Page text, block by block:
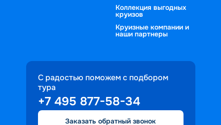
Коллекция выгодных
круизов
Круизные компании и
наши партнеры
С радостью поможем с подбором
тура
+7 495 877-58-34
Заказать обратный звонок